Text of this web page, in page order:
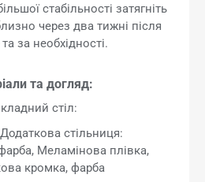
стабільності затягніть
через два тижні після
за необхідності.
та догляд:
стіл:
стільниця:
Меламінова плівка,
кромка, фарба